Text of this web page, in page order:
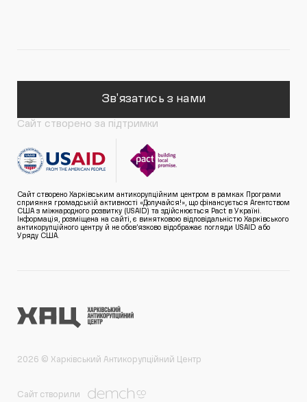
Зв'язатись з нами
Сайт створено за підтримки
Сайт створено Харківським антикорупційним центром в рамках Програми
сприяння громадській активності «Долучайся!», що фінансується Агентством
США з міжнародного розвитку (USAID) та здійснюється Pact в Україні.
Інформація, розміщена на сайті, є винятковою відповідальністю Харківського
антикорупційного центру й не обов’язково відображає погляди USAID або
Уряду США.
2026 © Харківський Антикорупційний Центр
Сайт створили